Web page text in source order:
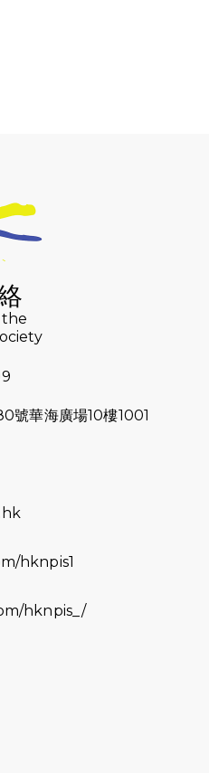
恆常練習 - 7月23日
始）
恆常練習 - 7月16日
118公里分享暨香港傷健共
年晚宴】
恆常練習 - 7月9日（19:00
）
恆常練習 - 6月18日
恆常練習 - 6月11日（19:00
號華海廣場10樓1001
hknpis1
hknpis_/